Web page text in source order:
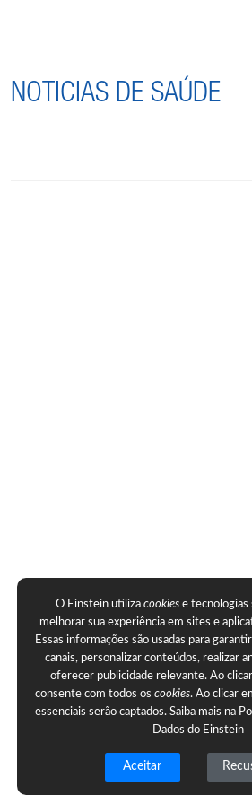
NOTICIAS DE SAÚDE
O Einstein utilizacookies e tecnologias
melhorar sua experiência em sites e
Essas informações são usadas para
canais, personalizar conteúdos, realizar
oferecer publicidade relevante. Ao
consente com todos oscookies. Ao clicar
essenciais serão captados. Saiba mais na
Dados do Einstein
Aceitar